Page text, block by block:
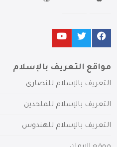
مواقع التعريف بالإسلام
التعريف بالإسلام للنصارى
التعريف بالإسلام للملحدين
التعريف بالإسلام للهندوس